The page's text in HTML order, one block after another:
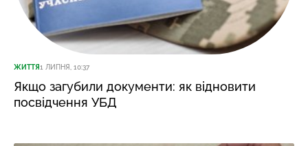
ЖИТТЯ1 ЛИПНЯ, 10:37
Якщо загубили документи: як відновити
посвідчення УБД